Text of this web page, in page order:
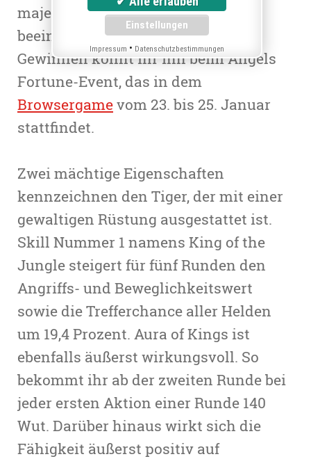
majestätischer Tiger mit
beeindruckenden Fähigkeiten.
Gewinnen könnt ihr ihn beim Angels
Fortune-Event, das in dem
Browsergamevom 23. bis 25. Januar
stattfindet.
Zwei mächtige Eigenschaften
kennzeichnen den Tiger, der mit einer
gewaltigen Rüstung ausgestattet ist.
Skill Nummer 1 namens King of the
Jungle steigert für fünf Runden den
Angriffs- und Beweglichkeitswert
sowie die Trefferchance aller Helden
um 19,4 Prozent. Aura of Kings ist
ebenfalls äußerst wirkungsvoll. So
bekommt ihr ab der zweiten Runde bei
jeder ersten Aktion einer Runde 140
Wut. Darüber hinaus wirkt sich die
Fähigkeit äußerst positiv auf
Impressum • Datenschutzbestimmungen